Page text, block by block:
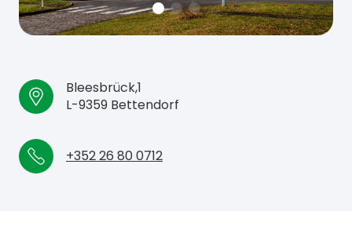
Bleesbrück,1
L-9359 Bettendorf
+352 26 80 0712